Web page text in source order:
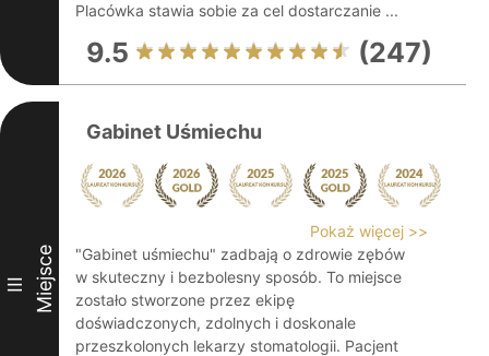
Placówka stawia sobie za cel dostarczanie ...
9.5 (247)
III Miejsce
Gabinet Uśmiechu
Pokaż więcej >>
"Gabinet uśmiechu" zadbają o zdrowie zębów
w skuteczny i bezbolesny sposób. To miejsce
zostało stworzone przez ekipę
doświadczonych, zdolnych i doskonale
przeszkolonych lekarzy stomatologii. Pacjent